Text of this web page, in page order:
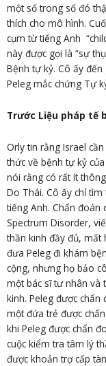
một số trong số đó
thích cho mô hình.
cụm từ tiếng Anh
này được gọi là “sự
Bệnh tự kỷ. Cô ấy
Peleg mắc chứng Tự
Trước Liệu pháp tế
Orly tin rằng Israel
thức về bệnh tự kỷ
nói rằng có rất ít
Do Thái. Cô ấy chỉ
tiếng Anh. Chẩn đoán
Spectrum Disorder,
thần kinh đầy đủ, mất
đưa Peleg đi khám
cộng, nhưng họ bảo
một bác sĩ tư nhân và
kinh. Peleg được
một đứa trẻ được
khi Peleg được chẩn
cuộc kiểm tra tâm lý
được khoản trợ cấp